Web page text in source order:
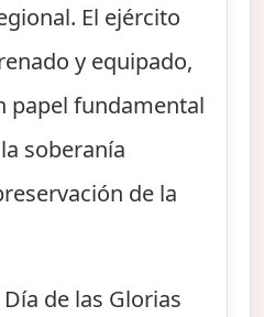
El ejército
y equipado,
papel fundamental
soberanía
de la
de las Glorias